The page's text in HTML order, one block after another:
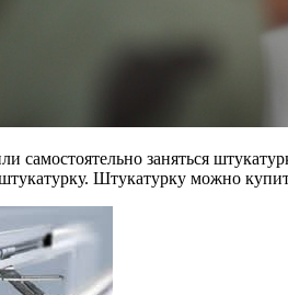
самостоятельно заняться
Штукатурку можно